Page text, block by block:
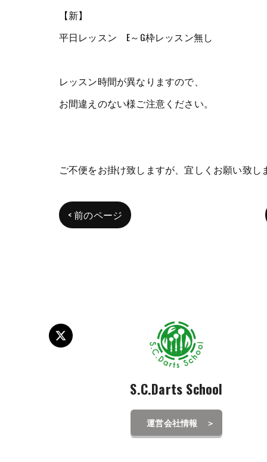
【新】
平日レッスン E～G枠レッスン無し
レッスン時間が異なりますので、
お間違えのない様ご注意ください。
ご不便をお掛け致しますが、宜しくお願い致し
< 前のページ
S.C.Darts School
運営会社情報